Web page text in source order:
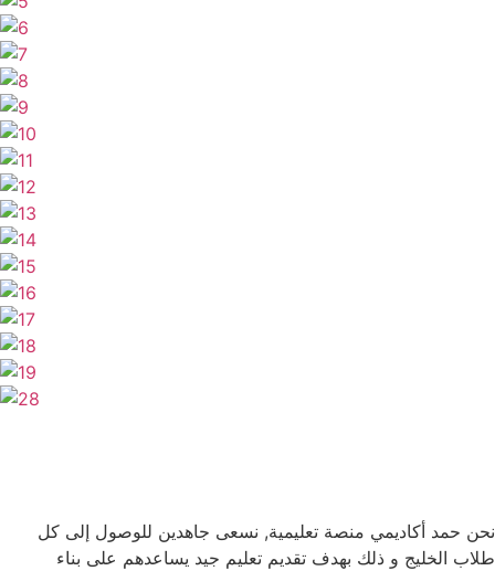
نحن حمد أكاديمي منصة تعليمية, نسعى جاهدين للوصول إلى كل
طلاب الخليج و ذلك بهدف تقديم تعليم جيد يساعدهم على بناء